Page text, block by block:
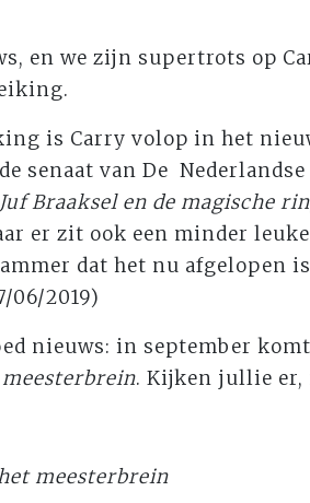
en we zijn supertrots op
is Carry volop in het
senaat van De
Juf Braaksel en de magische
er zit ook een minder
dat het nu afgelopen
06/2019)
nieuws: in september
. Kijken jullie er,
meesterbrein